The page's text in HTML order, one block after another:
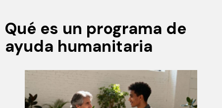
Qué es un programa de
ayuda humanitaria